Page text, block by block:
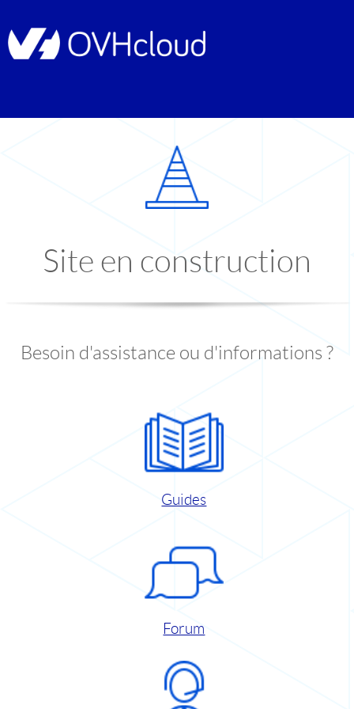
Site en construction
Besoin d'assistance ou d'informations ?
Guides
Forum